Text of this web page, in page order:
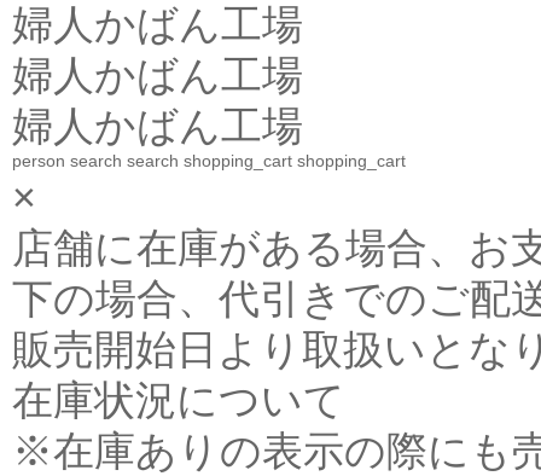
婦人かばん工場
婦人かばん工場
婦人かばん工場
person search search shopping_cart shopping_cart
×
店舗に在庫がある場合、お
下の場合、代引きでのご配
販売開始日より取扱いとな
在庫状況について
※在庫ありの表示の際にも